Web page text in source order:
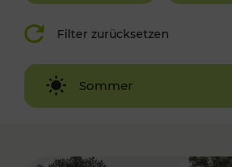
Filter zurücksetzen
Sommer
Winter